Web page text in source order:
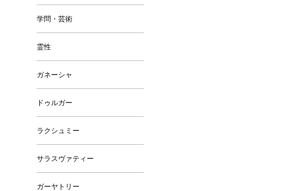
学問・芸術
霊性
ガネーシャ
ドゥルガー
ラクシュミー
サラスヴァティー
ガーヤトリー